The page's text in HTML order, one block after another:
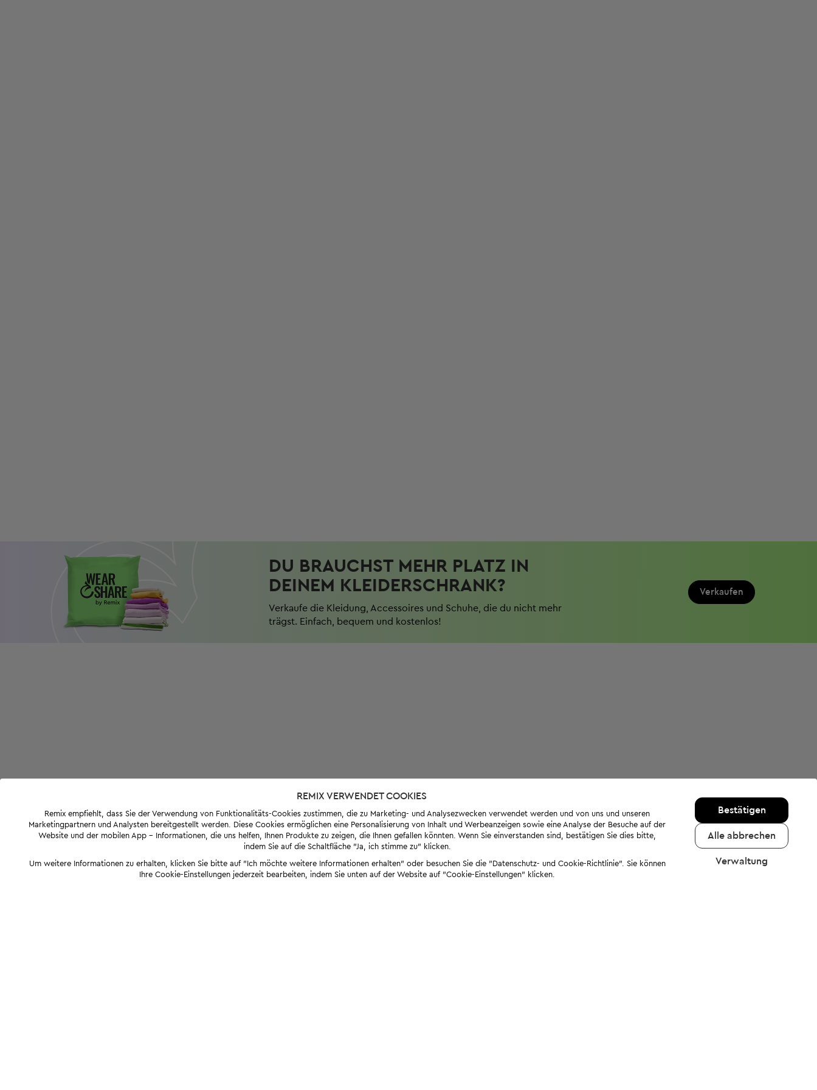
DU BRAUCHST MEHR PLATZ IN
DEINEM KLEIDERSCHRANK?
Verkaufe die Kleidung, Accessoires und Schuhe, die du nicht mehr
trägst. Einfach, bequem und kostenlos!
Verkaufen
REMIX VERWENDET COOKIES
Remix empfiehlt, dass Sie der Verwendung von Funktionalitäts-Cookies zustimmen, die zu Marketing- und Analysezwecken verwendet werden und von uns und unseren
Marketingpartnern und Analysten bereitgestellt werden. Diese Cookies ermöglichen eine Personalisierung von Inhalt und Werbeanzeigen sowie eine Analyse der Besuche auf der
Website und der mobilen App - Informationen, die uns helfen, Ihnen Produkte zu zeigen, die Ihnen gefallen könnten. Wenn Sie einverstanden sind, bestätigen Sie dies bitte,
indem Sie auf die Schaltfläche "Ja, ich stimme zu" klicken.
Um weitere Informationen zu erhalten, klicken Sie bitte auf "Ich möchte weitere Informationen erhalten" oder besuchen Sie die "Datenschutz- und Cookie-Richtlinie". Sie können
Ihre Cookie-Einstellungen jederzeit bearbeiten, indem Sie unten auf der Website auf "Cookie-Einstellungen" klicken.
Bestätigen
Alle abbrechen
Verwaltung